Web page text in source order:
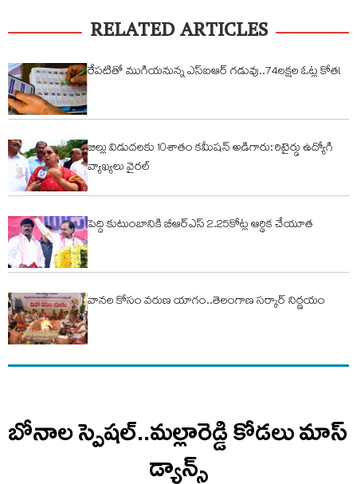
RELATED ARTICLES
రేపటితో ముగియనున్న ఎస్‌ఐఆర్ గడువు..74లక్షల ఓట్ల కోత!
బిల్లు విడుదలకు 10శాతం కమీషన్ అడిగారు: రిటైర్డు ఉద్యోగి
వ్యాఖ్యలు వైరల్
పెద్ది కుటుంబానికి బీఆర్ఎస్ 2.25కోట్ల ఆర్థిక చేయూత
వానల కోసం వరుణ యాగం..తెలంగాణ సర్కార్ నిర్ణయం
బోనాల స్పెషల్..మల్లారెడ్డి కోడలు మాస్
డ్యాన్స్